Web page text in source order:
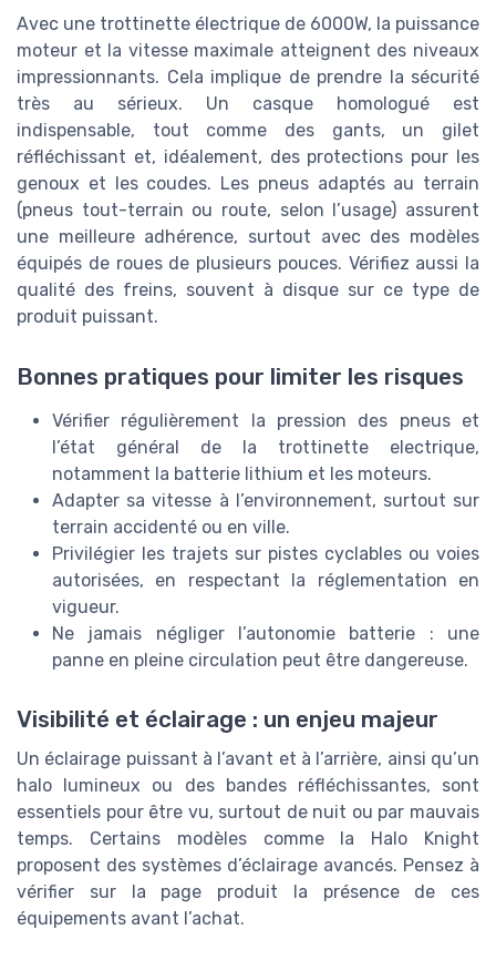
Avec une trottinette électrique de 6000W, la puissance
moteur et la vitesse maximale atteignent des niveaux
impressionnants. Cela implique de prendre la sécurité
très au sérieux. Un casque homologué est
indispensable, tout comme des gants, un gilet
réfléchissant et, idéalement, des protections pour les
genoux et les coudes. Les pneus adaptés au terrain
(pneus tout-terrain ou route, selon l’usage) assurent
une meilleure adhérence, surtout avec des modèles
équipés de roues de plusieurs pouces. Vérifiez aussi la
qualité des freins, souvent à disque sur ce type de
produit puissant.
Bonnes pratiques pour limiter les risques
Vérifier régulièrement la pression des pneus et
l’état général de la trottinette electrique,
notamment la batterie lithium et les moteurs.
Adapter sa vitesse à l’environnement, surtout sur
terrain accidenté ou en ville.
Privilégier les trajets sur pistes cyclables ou voies
autorisées, en respectant la réglementation en
vigueur.
Ne jamais négliger l’autonomie batterie : une
panne en pleine circulation peut être dangereuse.
Visibilité et éclairage : un enjeu majeur
Un éclairage puissant à l’avant et à l’arrière, ainsi qu’un
halo lumineux ou des bandes réfléchissantes, sont
essentiels pour être vu, surtout de nuit ou par mauvais
temps. Certains modèles comme la Halo Knight
proposent des systèmes d’éclairage avancés. Pensez à
vérifier sur la page produit la présence de ces
équipements avant l’achat.